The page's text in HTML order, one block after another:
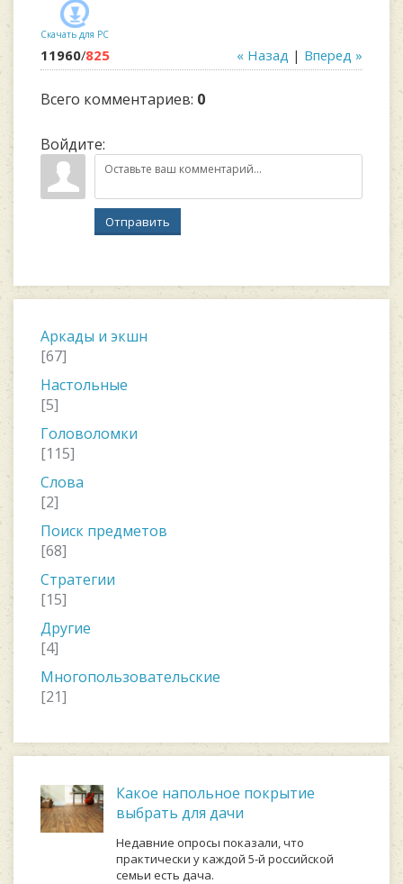
Скачать для PC
« Назад | Вперед »
11960/825
Всего комментариев: 0
Войдите:
Отправить
Аркады и экшн
[67]
Настольные
[5]
Головоломки
[115]
Слова
[2]
Поиск предметов
[68]
Стратегии
[15]
Другие
[4]
Многопользовательские
[21]
Какое напольное покрытие
выбрать для дачи
Недавние опросы показали, что
практически у каждой 5-й российской
семьи есть дача.